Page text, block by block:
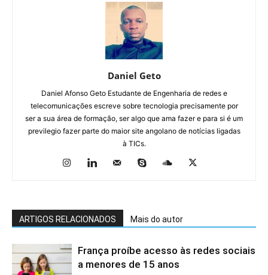
Daniel Geto
Daniel Afonso Geto Estudante de Engenharia de redes e
telecomunicações escreve sobre tecnologia precisamente por
ser a sua área de formação, ser algo que ama fazer e para si é um
previlegio fazer parte do maior site angolano de notícias ligadas
à TICs.
ARTIGOS RELACIONADOS Mais do autor
França proíbe acesso às redes sociais
a menores de 15 anos